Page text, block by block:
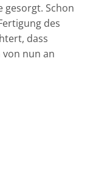
gesorgt. Schon
des
dass
nun an